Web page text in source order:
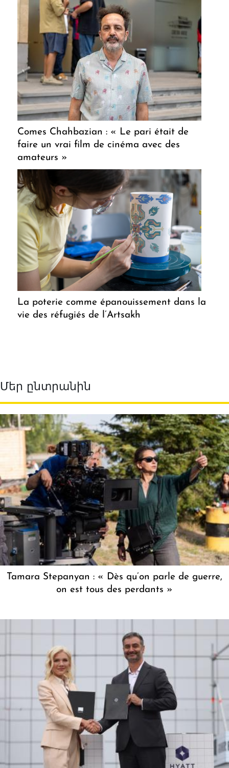
Comes Chahbazian : « Le pari était de
faire un vrai film de cinéma avec des
amateurs »
La poterie comme épanouissement dans la
vie des réfugiés de l’Artsakh
Մեր ընտրանին
Tamara Stepanyan : « Dès qu’on parle de guerre,
on est tous des perdants »